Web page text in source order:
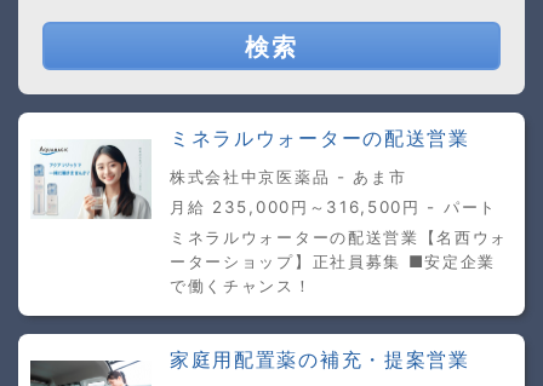
検索
ミネラルウォーターの配送営業
株式会社中京医薬品 - あま市
月給 235,000円～316,500円 - パート
ミネラルウォーターの配送営業【名西ウォ
ーターショップ】正社員募集 ■安定企業
で働くチャンス！
家庭用配置薬の補充・提案営業